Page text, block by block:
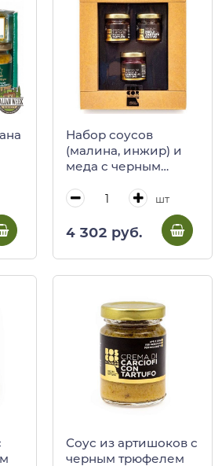
Набор соусов
(малина, инжир) и
меда c черным
CALUGI, 120/400 г
шт
4 302 руб.
Соус из артишоков с
черным трюфелем